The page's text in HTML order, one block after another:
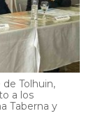
Tolhuin,
a los
Taberna y